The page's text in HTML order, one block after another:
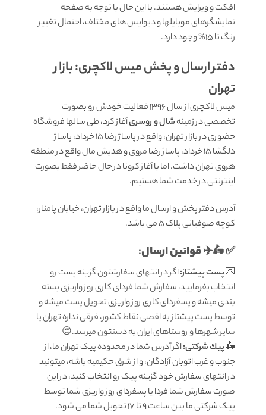
افکت و ویرایش هستند. با این حال با توجه به صفحه
نمایشگرهای موبایلها و دیوایس های مختلف، احتمال تغییر
رنگ تا 15% وجود دارد.
دفتر ارسال و پخش میس لاکچری: بازار
تهران
میس لاکچری از سال 1396 فعالیت خودش رو بصورت
تخصصی در زمینهشال و روسریآغاز کرد، طی سالها فروشگاه
حضوری در بازار تهران، واقع در پاساژ رضا 15 خرداد، پاساژ
دلگشا 15 خرداد، پاساژ رضا مروی و هدیش مال واقع در منطقه
هروی تهران داشت. اما با آغاز کرونا در حال حاضر فقط بصورت
اینترنتی در خدمت شما هستیم.
آدرس دفتر پخش و ارسال ما واقع در بازار تهران، خیابان پامنار،
کوچه صوفیانی پلاک 5 می باشد.
✅ 🛵✈️قوانين ارسال:
💌پست پیشتاز:اگر در انتهای سفارشتون گزینه پست رو
انتخاب بفرمایید، سفارش شما فردای کاری روز واریزی بسته
بندی میشه و پسفردای کاری روز واریزی تحویل پست میشه و
توسط پست پیشتاز به اقصی نقاط کشور، فرقی نداره تهران یا
سایر شهرها و روستاهای ایران به دستتون میرسد.😍
🛵پيك شرکتی:اگر آدرس شما در محدوده پیک تهران ما، از
جنوب و غرب اتوبان آزادگان، و از شرق حکیمیه باشه، میتونید
در انتهای سفارش خود گزینه پیک رو انتخاب کنید، در این
صورت سفارش شما فردا یا پسفردای روز واريزى شما توسط
پیک شرکتی ما بين ساعت 9 تا 17 تحويل شما مى شود.